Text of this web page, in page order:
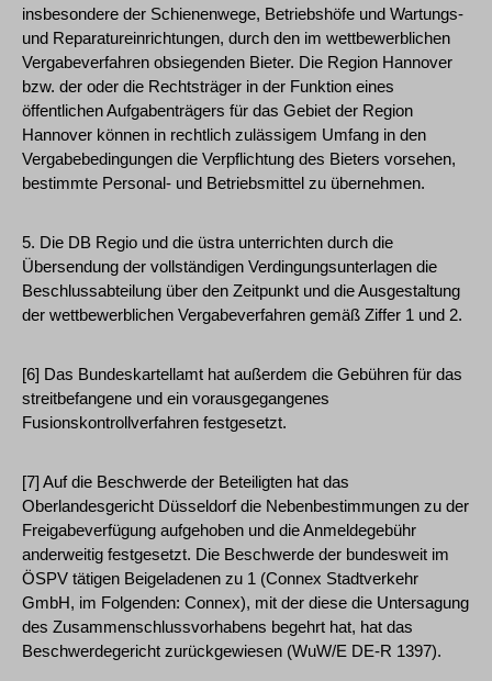
insbesondere der Schienenwege, Betriebshöfe und Wartungs-
und Reparatureinrichtungen, durch den im wettbewerblichen
Vergabeverfahren obsiegenden Bieter. Die Region Hannover
bzw. der oder die Rechtsträger in der Funktion eines
öffentlichen Aufgabenträgers für das Gebiet der Region
Hannover können in rechtlich zulässigem Umfang in den
Vergabebedingungen die Verpflichtung des Bieters vorsehen,
bestimmte Personal- und Betriebsmittel zu übernehmen.
5. Die DB Regio und die üstra unterrichten durch die
Übersendung der vollständigen Verdingungsunterlagen die
Beschlussabteilung über den Zeitpunkt und die Ausgestaltung
der wettbewerblichen Vergabeverfahren gemäß Ziffer 1 und 2.
[6] Das Bundeskartellamt hat außerdem die Gebühren für das
streitbefangene und ein vorausgegangenes
Fusionskontrollverfahren festgesetzt.
[7] Auf die Beschwerde der Beteiligten hat das
Oberlandesgericht Düsseldorf die Nebenbestimmungen zu der
Freigabeverfügung aufgehoben und die Anmeldegebühr
anderweitig festgesetzt. Die Beschwerde der bundesweit im
ÖSPV tätigen Beigeladenen zu 1 (Connex Stadtverkehr
GmbH, im Folgenden: Connex), mit der diese die Untersagung
des Zusammenschlussvorhabens begehrt hat, hat das
Beschwerdegericht zurückgewiesen (WuW/E DE-R 1397).